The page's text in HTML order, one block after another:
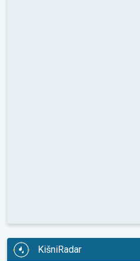
KišniRadar